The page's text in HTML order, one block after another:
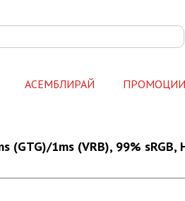
АСЕМБЛИРАЙ ПРОМОЦИИ
1ms (VRB), 99%